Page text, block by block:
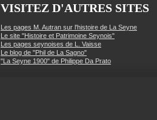
VISITEZ D'AUTRES SITES
Les pages M. Autran sur l'histoire de La Seyne
Le site "Histoire et Patrimoine Seynois"
Les pages seynoises de L. Vaisse
Le blog de "Phil de La Sagno"
"La Seyne 1900" de Philippe Da Prato